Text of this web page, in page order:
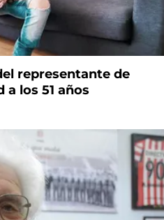
representante de
a los 51 años